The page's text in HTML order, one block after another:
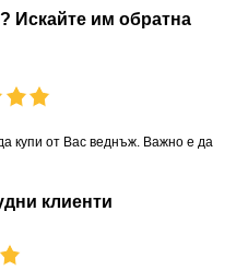
Искайте им обратна
купи от Вас веднъж. Важно е да
клиенти